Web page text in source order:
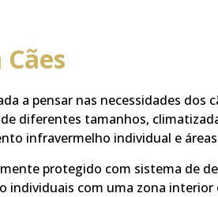
a pensar nas necessidades dos
diferentes tamanhos,
infravermelho individual e áreas
protegido com sistema de
individuais com uma zona